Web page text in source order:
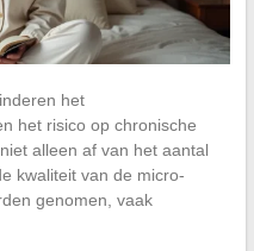
het
het risico op chronische
alleen af van het aantal
kwaliteit van de micro-
genomen, vaak